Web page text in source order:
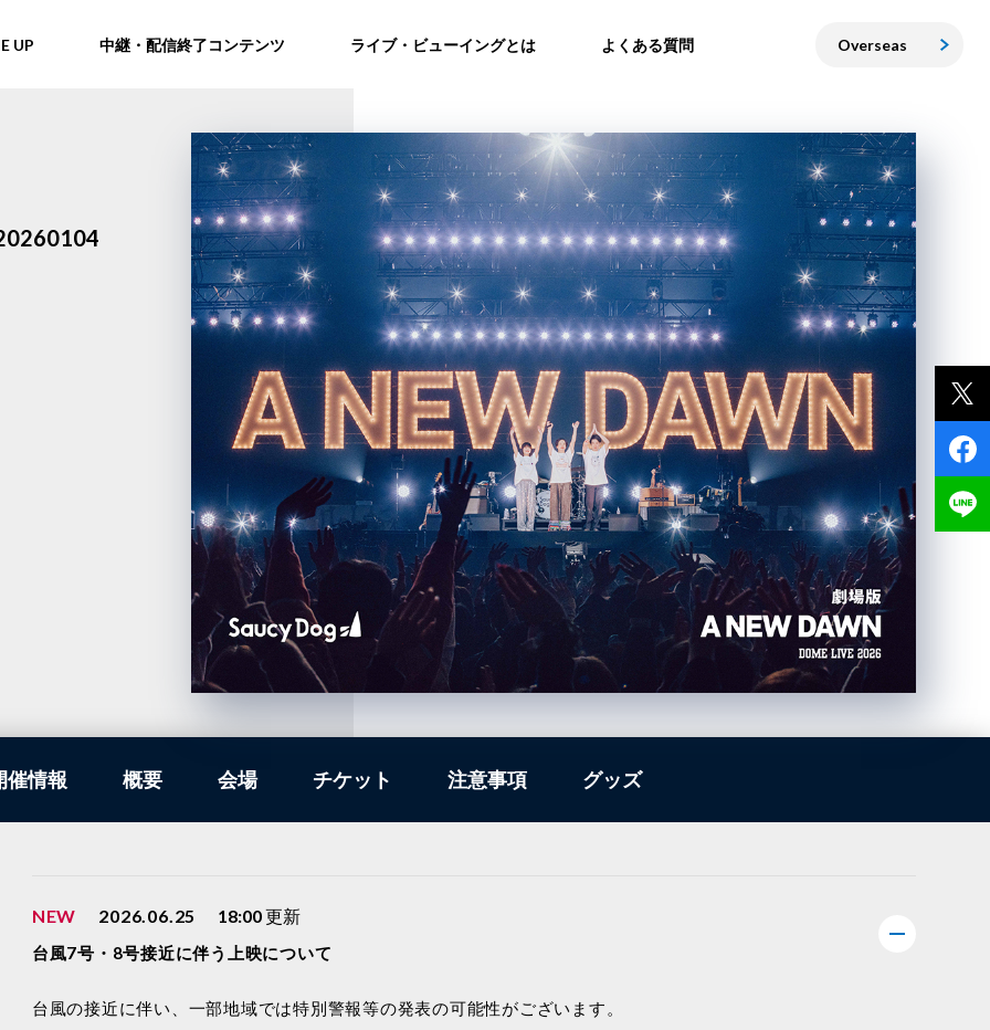
UP 中継・配信終了コンテンツ ライブ・ビューイングとは よくある質問 Overseas
催情報 概要 会場 チケット 注意事項 グッズ
NEW 2026.06.25 18:00更新
台風7号・8号接近に伴う上映について
台風の接近に伴い、一部地域では特別警報等の発表の可能性がございます。